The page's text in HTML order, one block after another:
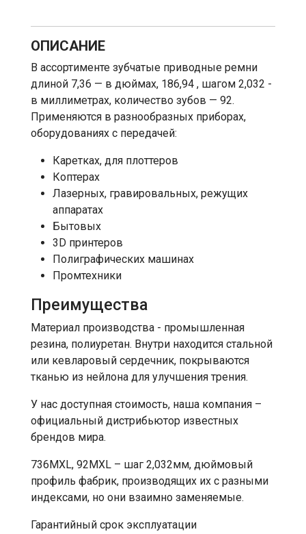
ОПИСАНИЕ
В ассортименте зубчатые приводные ремни
длиной 7,36 — в дюймах, 186,94 , шагом 2,032 -
в миллиметрах, количество зубов — 92.
Применяются в разнообразных приборах,
оборудованиях с передачей:
Каретках, для плоттеров
Коптерах
Лазерных, гравировальных, режущих
аппаратах
Бытовых
3D принтеров
Полиграфических машинах
Промтехники
Преимущества
Материал производства - промышленная
резина, полиуретан. Внутри находится стальной
или кевларовый сердечник, покрываются
тканью из нейлона для улучшения трения.
У нас доступная стоимость, наша компания –
официальный дистрибьютор известных
брендов мира.
736MXL, 92MXL – шаг 2,032мм, дюймовый
профиль фабрик, производящих их с разными
индексами, но они взаимно заменяемые.
Гарантийный срок эксплуатации